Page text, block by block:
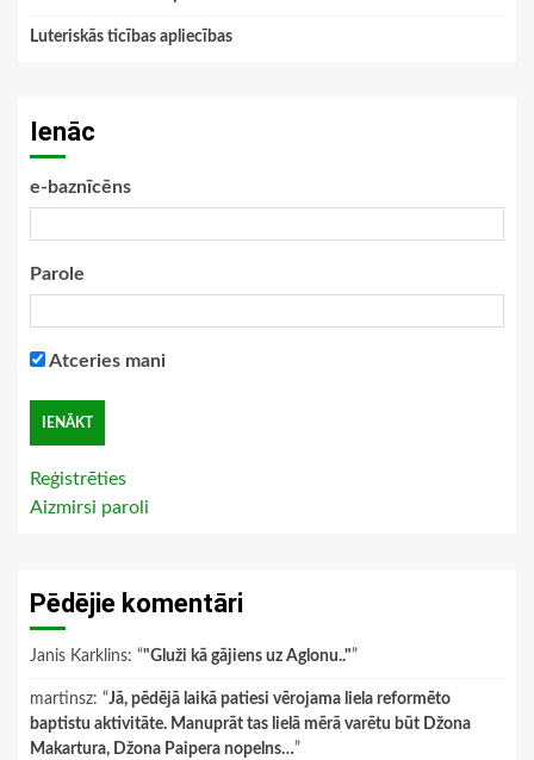
Luteriskās ticības apliecības
Ienāc
e-baznīcēns
Parole
Atceries mani
Reģistrēties
Aizmirsi paroli
Pēdējie komentāri
Janis Karklins: “"Gluži kā gājiens uz Aglonu.."”
martinsz: “Jā, pēdējā laikā patiesi vērojama liela reformēto
baptistu aktivitāte. Manuprāt tas lielā mērā varētu būt Džona
Makartura, Džona Paipera nopelns…”